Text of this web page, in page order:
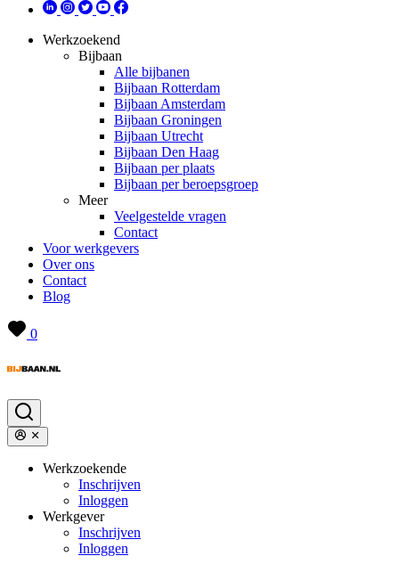
Werkzoekend
Bijbaan
Alle bijbanen
Bijbaan Rotterdam
Bijbaan Amsterdam
Bijbaan Groningen
Bijbaan Utrecht
Bijbaan Den Haag
Bijbaan per plaats
Bijbaan per beroepsgroep
Meer
Veelgestelde vragen
Contact
Voor werkgevers
Over ons
Contact
Blog
0
Werkzoekende
Inschrijven
Inloggen
Werkgever
Inschrijven
Inloggen